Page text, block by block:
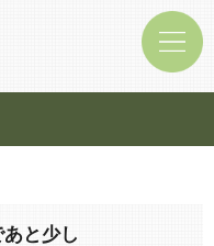
あと少し